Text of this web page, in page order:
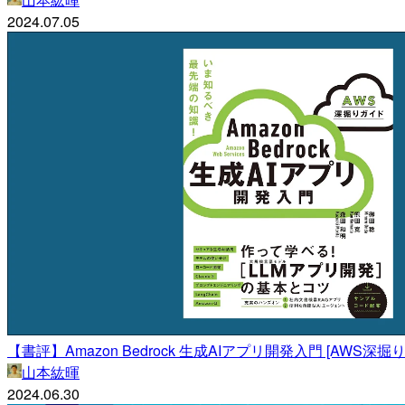
2024.07.05
【書評】Amazon Bedrock 生成AIアプリ開発入門 [AWS深掘
山本紘暉
2024.06.30